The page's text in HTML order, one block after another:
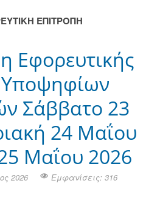
ΕΠΙΤΡΟΠΗ
Εφορευτικής
Υποψηφίων
Σάββατο 23
24 Μαΐου
Μαΐου 2026
2026 Εμφανίσεις: 316